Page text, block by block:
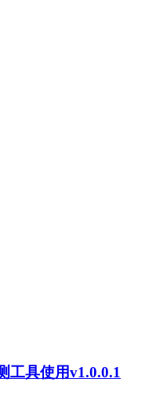
工具使用v1.0.0.1